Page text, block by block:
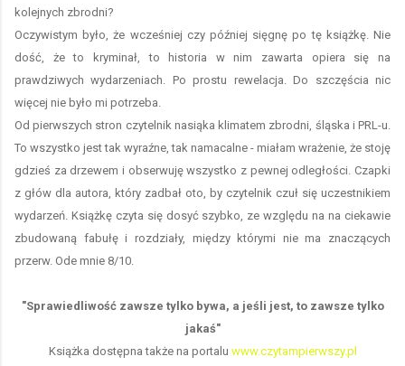
kolejnych zbrodni?
Oczywistym było, że wcześniej czy później sięgnę po tę książkę. Nie
dość, że to kryminał, to historia w nim zawarta opiera się na
prawdziwych wydarzeniach. Po prostu rewelacja. Do szczęścia nic
więcej nie było mi potrzeba.
Od pierwszych stron czytelnik nasiąka klimatem zbrodni, śląska i PRL-u.
To wszystko jest tak wyraźne, tak namacalne - miałam wrażenie, że stoję
gdzieś za drzewem i obserwuję wszystko z pewnej odległości. Czapki
z głów dla autora, który zadbał oto, by czytelnik czuł się uczestnikiem
wydarzeń. Książkę czyta się dosyć szybko, ze względu na na ciekawie
zbudowaną fabułę i rozdziały, między którymi nie ma znaczących
przerw. Ode mnie 8/10.
"Sprawiedliwość zawsze tylko bywa, a jeśli jest, to zawsze tylko
jakaś"
Książka dostępna także na portalu www.czytampierwszy.pl